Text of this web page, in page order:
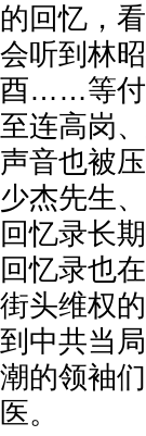
的回忆，
会听到林
酉……等付
至连高岗
声音也被
少杰先生
回忆录长
回忆录也
街头维权
到中共当
潮的领袖
医。